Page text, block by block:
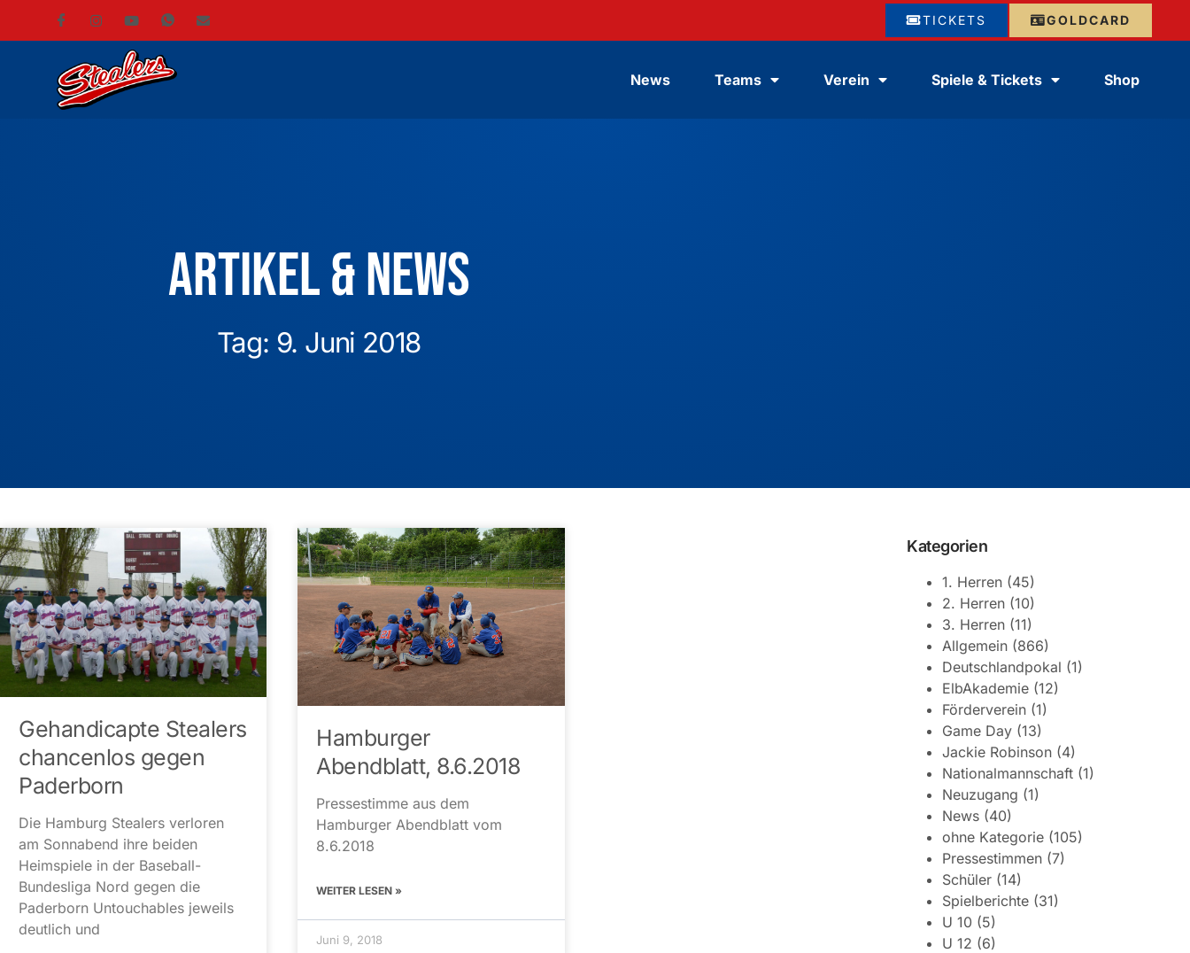
GOLDCARD
TICKETS
News Teams Verein Spiele & Tickets Shop
Artikel & News
Tag: 9. Juni 2018
Gehandicapte Stealers
chancenlos gegen
Paderborn
Die Hamburg Stealers verloren
am Sonnabend ihre beiden
Heimspiele in der Baseball-
Bundesliga Nord gegen die
Paderborn Untouchables jeweils
deutlich und
Hamburger
Abendblatt, 8.6.2018
Pressestimme aus dem
Hamburger Abendblatt vom
8.6.2018
WEITER LESEN »
Juni 9, 2018
Kategorien
1. Herren (45)
2. Herren (10)
3. Herren (11)
Allgemein (866)
Deutschlandpokal (1)
ElbAkademie (12)
Förderverein (1)
Game Day (13)
Jackie Robinson (4)
Nationalmannschaft (1)
Neuzugang (1)
News (40)
ohne Kategorie (105)
Pressestimmen (7)
Schüler (14)
Spielberichte (31)
U 10 (5)
U 12 (6)